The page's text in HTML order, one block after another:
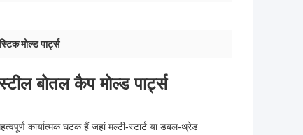
मोल्ड पार्ट्स
बोतल कैप मोल्ड पार्ट्स
कार्यात्मक घटक हैं जहां मल्टी-स्टार्ट या डबल-थ्रेड